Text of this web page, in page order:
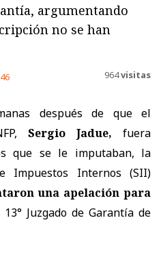
argumentando
no se han
964visitas
después de que el
Sergio Jadue, fuera
que se le imputaban, la
Impuestos Internos (SII)
una apelación para
Juzgado de Garantía de